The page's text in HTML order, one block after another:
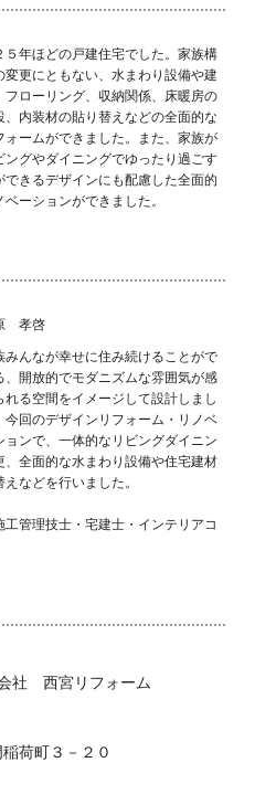
５年ほどの戸建住宅でした。家族構
変更にともない、水まわり設備や建
フローリング、収納関係、床暖房の
、内装材の貼り替えなどの全面的な
ォームができました。また、家族が
ングやダイニングでゆったり過ごす
できるデザインにも配慮した全面的
ーションができました。
孝啓
みんなが幸せに住み続けることがで
、開放的でモダニズムな雰囲気が感
れる空間をイメージして設計しまし
今回のデザインリフォーム・リノベ
ョンで、一体的なリビングダイニン
全面的な水まわり設備や住宅建材
などを行いました。
管理技士・宅建士・インテリアコ
社 西宮リフォーム
荷町３－２０